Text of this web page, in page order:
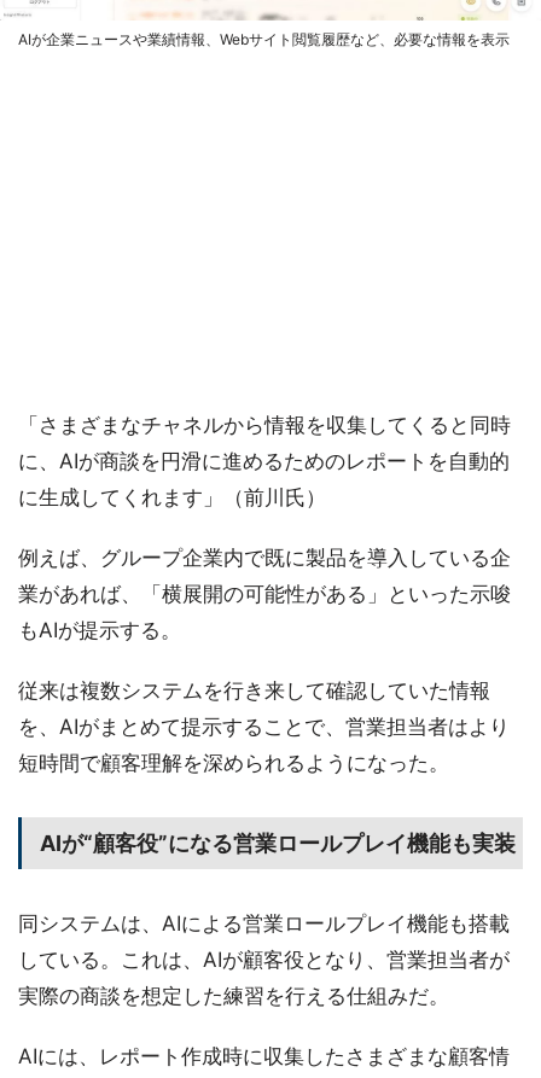
AIが企業ニュースや業績情報、Webサイト閲覧履歴など、必要な情報を表示
「さまざまなチャネルから情報を収集してくると同時
に、AIが商談を円滑に進めるためのレポートを自動的
に生成してくれます」（前川氏）
例えば、グループ企業内で既に製品を導入している企
業があれば、「横展開の可能性がある」といった示唆
もAIが提示する。
従来は複数システムを行き来して確認していた情報
を、AIがまとめて提示することで、営業担当者はより
短時間で顧客理解を深められるようになった。
AIが“顧客役”になる営業ロールプレイ機能も実装
同システムは、AIによる営業ロールプレイ機能も搭載
している。これは、AIが顧客役となり、営業担当者が
実際の商談を想定した練習を行える仕組みだ。
AIには、レポート作成時に収集したさまざまな顧客情